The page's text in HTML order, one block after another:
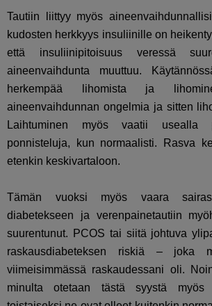
Tautiin liittyy myös
kudosten herkkyys insuliinille on
että insuliinipitoisuus veressä
aineenvaihdunta muuttuu.
herkempää lihomista ja
aineenvaihdunnan ongelmia ja sitten
Laihtuminen myös vaatii usealla
ponnisteluja, kun normaalisti. Rasva
etenkin keskivartaloon.
Tämän vuoksi myös vaara
diabetekseen ja verenpainetautiin
suurentunut. PCOS tai siitä johtuva
raskausdiabeteksen riskiä – joka
viimeisimmässä raskaudessani oli.
minulta otetaan tästä syystä myös